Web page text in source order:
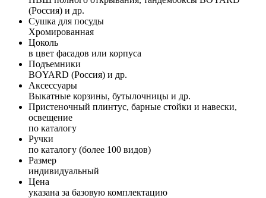
(Россия) и др.
Сушка для посуды
Хромированная
Цоколь
в цвет фасадов или корпуса
Подъемники
BOYARD (Россия) и др.
Аксессуары
Выкатные корзины, бутылочницы и др.
Пристеночный плинтус, барные стойки и навески,
освещение
по каталогу
Ручки
по каталогу (более 100 видов)
Размер
индивидуальный
Цена
указана за базовую комплектацию